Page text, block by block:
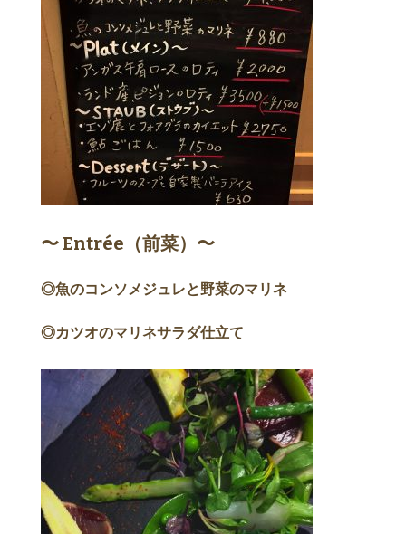
〜 Entrée（前菜）〜
◎魚のコンソメジュレと野菜のマリネ
◎カツオのマリネサラダ仕立て